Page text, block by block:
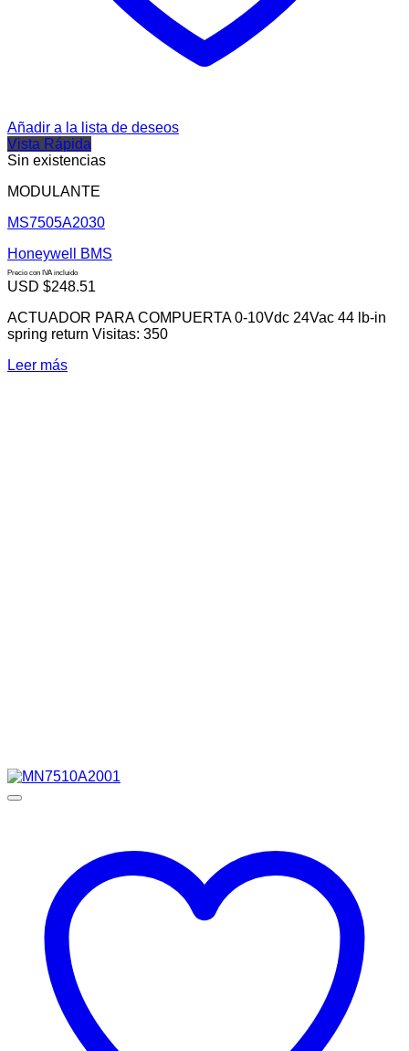
Añadir a la lista de deseos
Vista Rápida
Sin existencias
MODULANTE
MS7505A2030
Honeywell BMS
Precio con IVA incluido
USD $248.51
ACTUADOR PARA COMPUERTA 0-10Vdc 24Vac 44 lb-in
spring return Visitas: 350
Leer más